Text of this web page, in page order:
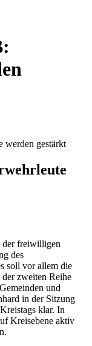
werden gestärkt
der freiwilligen
des
soll vor allem die
zweiten Reihe
und
in der Sitzung
klar. In
Kreisebene aktiv